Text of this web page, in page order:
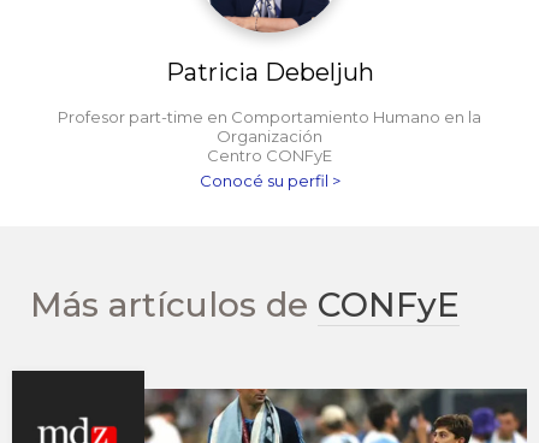
Patricia Debeljuh
Profesor part-time en Comportamiento Humano en la
Organización
Centro CONFyE
Conocé su perfil >
Más artículos de CONFyE